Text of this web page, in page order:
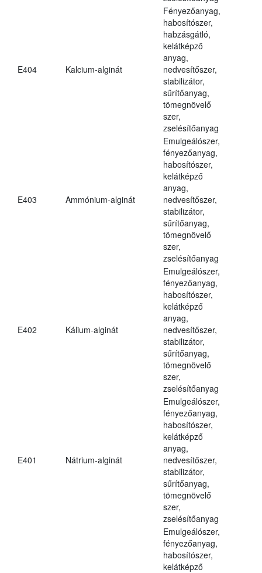
E404 Kalcium-alginát
Fényezőanyag,
habosítószer,
habzásgátló,
kelátképző
anyag,
nedvesítőszer,
stabilizátor,
sűrítőanyag,
tömegnövelő
szer,
zselésítőanyag
E403 Ammónium-alginát
Emulgeálószer,
fényezőanyag,
habosítószer,
kelátképző
anyag,
nedvesítőszer,
stabilizátor,
sűrítőanyag,
tömegnövelő
szer,
zselésítőanyag
E402 Kálium-alginát
Emulgeálószer,
fényezőanyag,
habosítószer,
kelátképző
anyag,
nedvesítőszer,
stabilizátor,
sűrítőanyag,
tömegnövelő
szer,
zselésítőanyag
E401 Nátrium-alginát
Emulgeálószer,
fényezőanyag,
habosítószer,
kelátképző
anyag,
nedvesítőszer,
stabilizátor,
sűrítőanyag,
tömegnövelő
szer,
zselésítőanyag
Emulgeálószer,
fényezőanyag,
habosítószer,
kelátképző